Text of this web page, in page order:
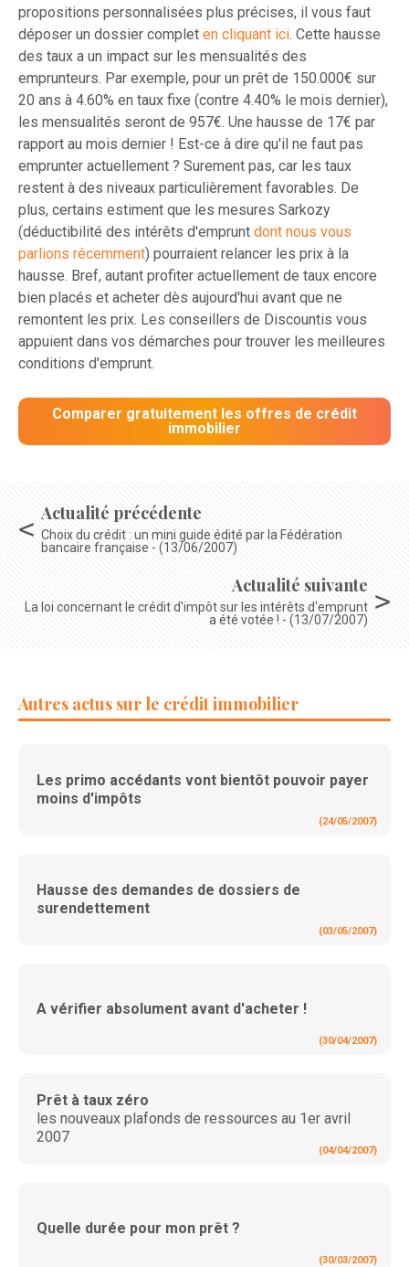
propositions personnalisées plus précises, il vous faut
déposer un dossier complet en cliquant ici. Cette hausse
des taux a un impact sur les mensualités des
emprunteurs. Par exemple, pour un prêt de 150.000€ sur
20 ans à 4.60% en taux fixe (contre 4.40% le mois dernier),
les mensualités seront de 957€. Une hausse de 17€ par
rapport au mois dernier ! Est-ce à dire qu'il ne faut pas
emprunter actuellement ? Surement pas, car les taux
restent à des niveaux particulièrement favorables. De
plus, certains estiment que les mesures Sarkozy
(déductibilité des intérêts d'emprunt dont nous vous
parlions récemment) pourraient relancer les prix à la
hausse. Bref, autant profiter actuellement de taux encore
bien placés et acheter dès aujourd'hui avant que ne
remontent les prix. Les conseillers de Discountis vous
appuient dans vos démarches pour trouver les meilleures
conditions d'emprunt.
Comparer gratuitement les offres de crédit
immobilier
Actualité précédente
Choix du crédit : un mini guide édité par la Fédération
bancaire française - (13/06/2007)
Actualité suivante
La loi concernant le crédit d'impôt sur les intérêts d'emprunt
a été votée ! - (13/07/2007)
Autres actus sur le crédit immobilier
Les primo accédants vont bientôt pouvoir payer
moins d'impôts
(24/05/2007)
Hausse des demandes de dossiers de
surendettement
(03/05/2007)
A vérifier absolument avant d'acheter !
(30/04/2007)
Prêt à taux zéro
les nouveaux plafonds de ressources au 1er avril
2007
(04/04/2007)
Quelle durée pour mon prêt ?
(30/03/2007)